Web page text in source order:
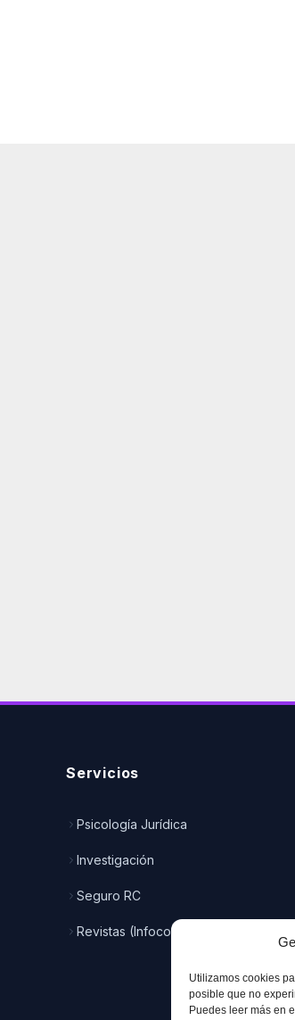
Utilizamos cookies
posible que no
Puedes leer más en
Servicios
Psicología Jurídica
Investigación
Seguro RC
Revistas (Infocop)